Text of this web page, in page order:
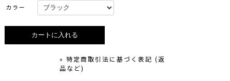
カラー
» 特定商取引法に基づく表記 (返
品など)